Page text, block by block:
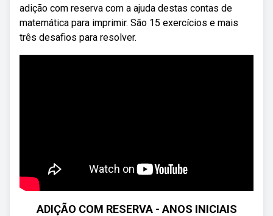
adição com reserva com a ajuda destas contas de
matemática para imprimir. São 15 exercícios e mais
três desafios para resolver.
ADIÇÃO COM RESERVA - ANOS INICIAIS